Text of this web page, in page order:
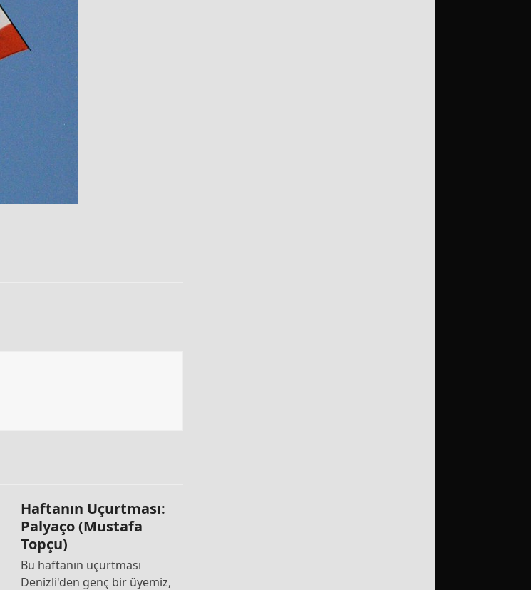
Haftanın Uçurtması:
Palyaço (Mustafa
Topçu)
Bu haftanın uçurtması
Denizli'den genç bir üyemiz,